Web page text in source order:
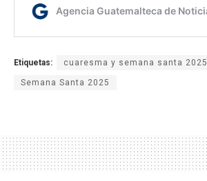
Etiquetas: cuaresma y semana santa 2025
Semana Santa 2025